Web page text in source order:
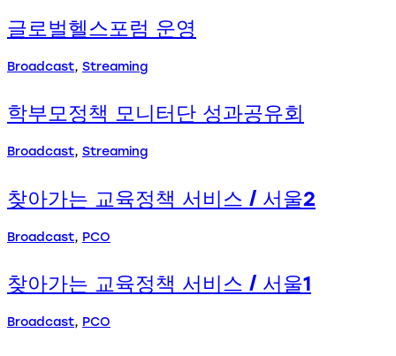
글로벌헬스포럼 운영
Broadcast, Streaming
학부모정책 모니터단 성과공유회
Broadcast, Streaming
찾아가는 교육정책 서비스 / 서울2
Broadcast, PCO
찾아가는 교육정책 서비스 / 서울1
Broadcast, PCO